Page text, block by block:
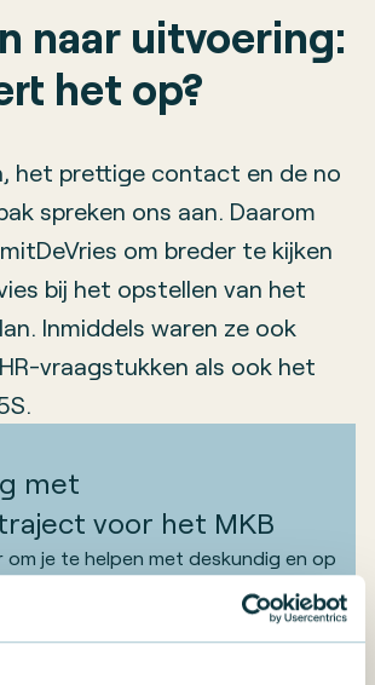
naar uitvoering:
het op?
het prettige contact en de no
spreken ons aan. Daarom
om breder te kijken
bij het opstellen van het
Inmiddels waren ze ook
vraagstukken als ook het
met
voor het MKB
om je te helpen met deskundig en op
advies. Neem vandaag nog contact
gesprek over de
jouw bedrijf.